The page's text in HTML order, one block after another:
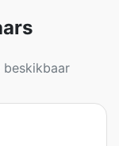
beskikbaar